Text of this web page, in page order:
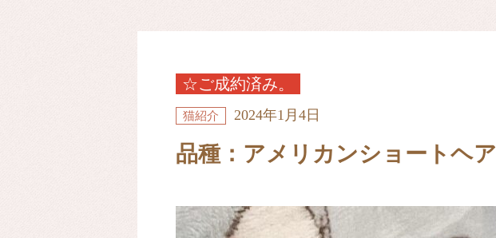
☆ご成約済み。
猫紹介 2024年1月4日
品種：アメリカンショートヘア